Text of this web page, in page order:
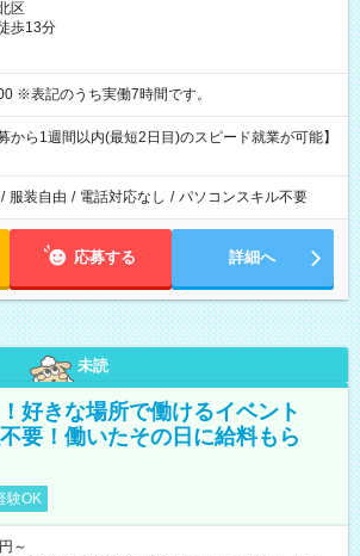
区
歩13分
10:00～18:00 ※表記のうち実働7時間です。
から1週間以内(最短2日目)のスピード就業が可能】
/ 服装自由 / 電話対応なし / パソコンスキル不要
応募する 詳細へ
未読
好きな場所で働けるイベント
要！働いたその日に給料もら
験OK
～